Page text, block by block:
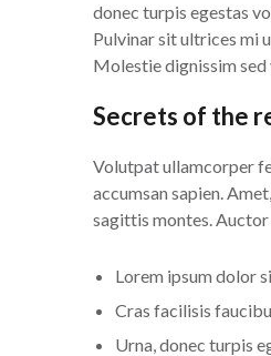
donec turpis egestas
Pulvinar sit ultrices mi
Molestie dignissim
Secrets of the
Volutpat ullamcorper
accumsan sapien.
sagittis montes. Auctor
Lorem ipsum dolor
Cras facilisis
Urna, donec turpis